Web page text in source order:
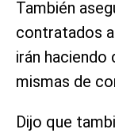
También
contratados
irán haciendo
mismas de
Dijo que